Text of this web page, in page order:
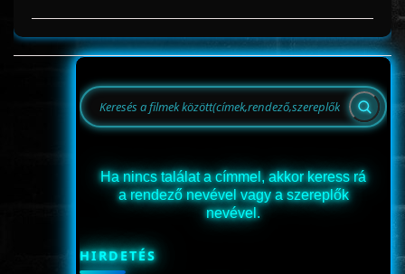
Ha nincs találat a címmel, akkor keress rá
a rendező nevével vagy a szereplők
nevével.
HIRDETÉS